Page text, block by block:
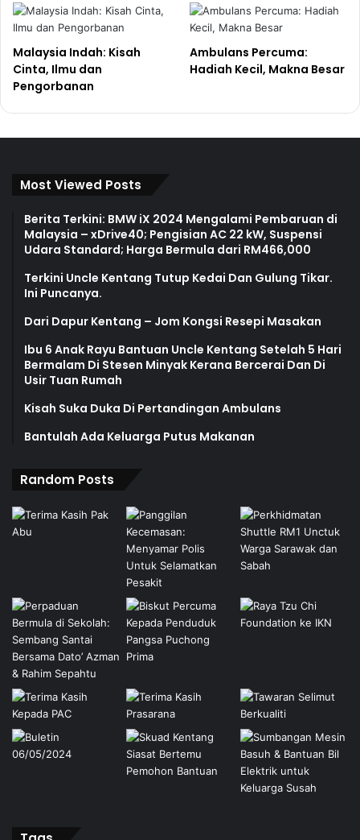
Malaysia Indah: Kisah
Cinta, Ilmu dan
Pengorbanan
Ambulans Percuma:
Hadiah Kecil, Makna Besar
Most Viewed Posts
Berita Terkini: BMW iX 2024 Mengalami Pembaruan di
Malaysia – xDrive40; Pengisian AC 22 kW, Suspensi
Udara Standard; Harga Bermula dari RM466,000
Terkini Uncle Kentang Tutup Kedai Dan Gulung Tikar.
Ini Puncanya.
Dari Dapur Kentang – Jom Kongsi Resepi Masakan
Ibu 6 Anak Rayu Bantuan Uncle Kentang Setelah 5 Hari
Bermalam Di Stesen Minyak Kerana Bercerai Dan Di
Usir Tuan Rumah
Kisah Suka Duka Di Pertandingan Ambulans
Bantulah Ada Keluarga Putus Makanan
Random Posts